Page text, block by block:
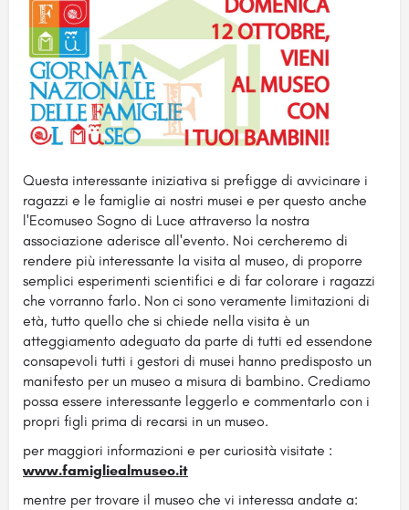
Questa interessante iniziativa si prefigge di avvicinare i
ragazzi e le famiglie ai nostri musei e per questo anche
l'Ecomuseo Sogno di Luce attraverso la nostra
associazione aderisce all'evento. Noi cercheremo di
rendere più interessante la visita al museo, di proporre
semplici esperimenti scientifici e di far colorare i ragazzi
che vorranno farlo. Non ci sono veramente limitazioni di
età, tutto quello che si chiede nella visita è un
atteggiamento adeguato da parte di tutti ed essendone
consapevoli tutti i gestori di musei hanno predisposto un
manifesto per un museo a misura di bambino. Crediamo
possa essere interessante leggerlo e commentarlo con i
propri figli prima di recarsi in un museo.
per maggiori informazioni e per curiosità visitate :
www.famigliealmuseo.it
mentre per trovare il museo che vi interessa andate a: